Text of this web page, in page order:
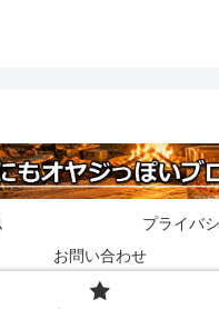
プライバ
お問い合わせ
いかにもオヤジっぽいブロ